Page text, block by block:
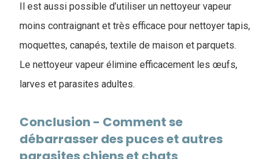
Il est aussi possible d’utiliser un nettoyeur vapeur
moins contraignant et très efficace pour nettoyer tapis,
moquettes, canapés, textile de maison et parquets.
Le nettoyeur vapeur élimine efficacement les œufs,
larves et parasites adultes.
Conclusion - Comment se
débarrasser des puces et autres